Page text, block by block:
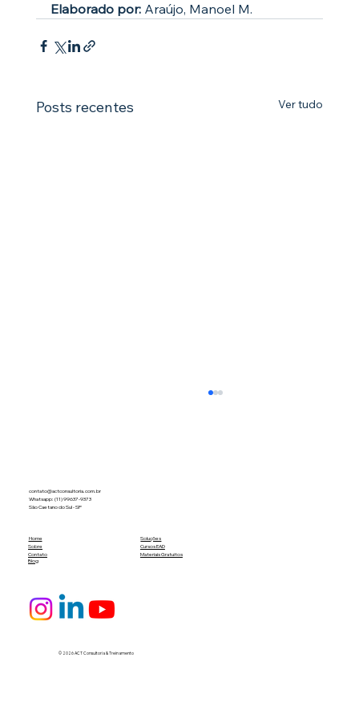
Elaborado por: Araújo, Manoel M.
Posts recentes Ver tudo
preparar para a nova transição
contato@actconsultoria.com.br
Whatsapp: (11) 99637-9373
São Caetano do Sul - SP
Home
Sobre
Blog
Contato
Soluções
Cursos EAD
Materiais Gratuitos
© 2026 ACT Consultoria & Treinamento